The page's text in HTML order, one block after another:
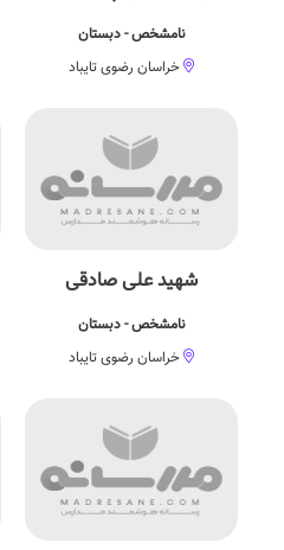
نامشخص - دبستان
خراسان رضوی تایباد
شهید علی صادقی
نامشخص - دبستان
خراسان رضوی تایباد